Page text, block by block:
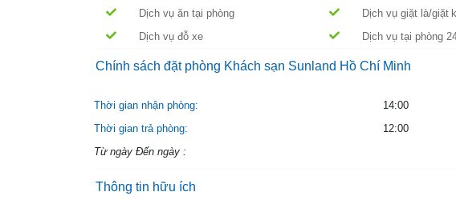
Dịch vụ ăn tại phòng Dịch vụ giặt là/giặt
Dịch vụ đỗ xe
Dịch vụ tại phòng
Chính sách đặt phòng Khách sạn Sunland Hồ Chí Minh
Thời gian nhận phòng:
14:00
Thời gian trả phòng:
12:00
Từ ngày Đến ngày :
Thông tin hữu ích